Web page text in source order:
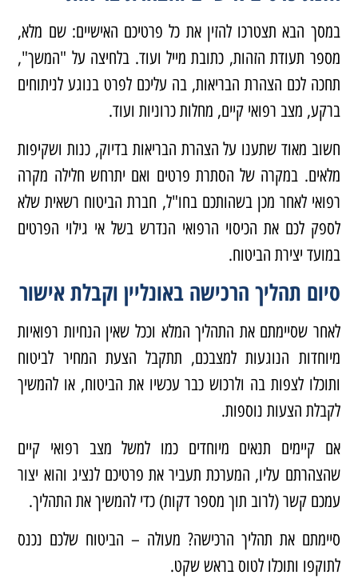
במסך הבא תצטרכו להזין את כל פרטיכם האישיים: שם מלא,
מספר תעודת הזהות, כתובת מייל ועוד. בלחיצה על "המשך",
תחכה לכם הצהרת הבריאות, בה עליכם לפרט בנוגע לניתוחים
ברקע, מצב רפואי קיים, מחלות כרוניות ועוד.
חשוב מאוד שתענו על הצהרת הבריאות בדיוק, כנות ושקיפות
מלאים. במקרה של הסתרת פרטים ואם יתרחש חלילה מקרה
רפואי לאחר מכן בשהותכם בחו"ל, חברת הביטוח רשאית שלא
לספק לכם את הכיסוי הרפואי הנדרש בשל אי גילוי הפרטים
במועד יצירת הביטוח.
סיום תהליך הרכישה באונליין וקבלת אישור
לאחר שסיימתם את התהליך המלא וככל שאין הנחיות רפואיות
מיוחדות הנוגעות למצבכם, תתקבל הצעת המחיר לביטוח
ותוכלו לצפות בה ולרכוש כבר עכשיו את הביטוח, או להמשיך
לקבלת הצעות נוספות.
אם קיימים תנאים מיוחדים כמו למשל מצב רפואי קיים
שהצהרתם עליו, המערכת תעביר את פרטיכם לנציג והוא יצור
עמכם קשר (לרוב תוך מספר דקות) כדי להמשיך את התהליך.
סיימתם את תהליך הרכישה? מעולה – הביטוח שלכם נכנס
לתוקפו ותוכלו לטוס בראש שקט.